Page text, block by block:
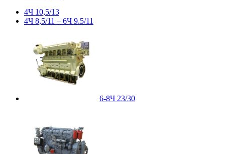
4Ч 10,5/13
4Ч 8,5/11 – 6Ч 9.5/11
6-8Ч 23/30